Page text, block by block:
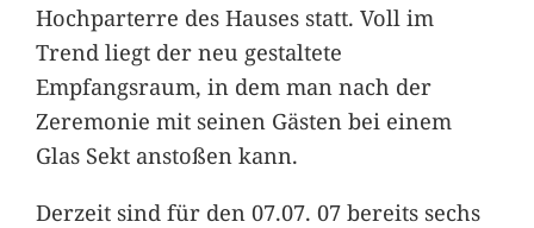
Hochparterre des Hauses statt. Voll im
Trend liegt der neu gestaltete
Empfangsraum, in dem man nach der
Zeremonie mit seinen Gästen bei einem
Glas Sekt anstoßen kann.
Derzeit sind für den 07.07. 07 bereits sechs